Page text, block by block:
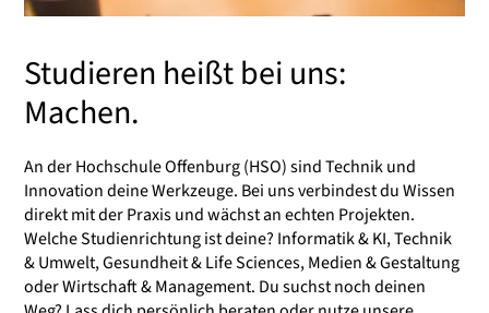
Studieren heißt bei uns:
Machen.
An der Hochschule Offenburg (HSO) sind Technik und
Innovation deine Werkzeuge. Bei uns verbindest du Wissen
direkt mit der Praxis und wächst an echten Projekten.
Welche Studienrichtung ist deine? Informatik & KI, Technik
& Umwelt, Gesundheit & Life Sciences, Medien & Gestaltung
oder Wirtschaft & Management. Du suchst noch deinen